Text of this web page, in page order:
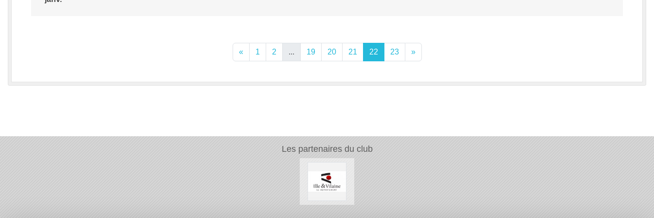
« 1 2 ... 19 20 21 22 23 »
Les partenaires du club